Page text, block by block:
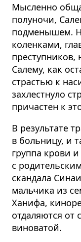
Мысленно
полуночи,
подменышем.
коленками,
преступников,
Салему, как
страстью к
захлестнуло
причастен к
В результате
в больницу, и
группа крови
с
скандала
мальчика из
Ханифа,
отдаляются от
виноватой.